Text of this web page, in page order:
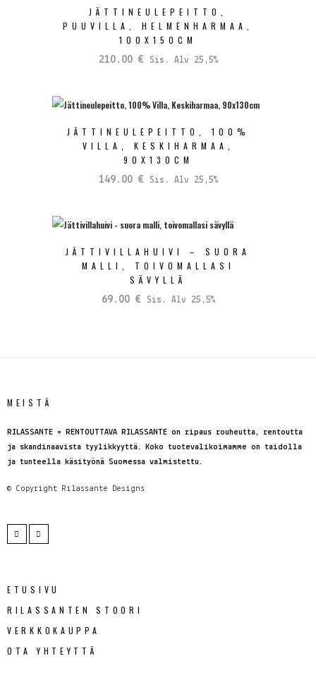
JÄTTINEULEPEITTO,
PUUVILLA, HELMENHARMAA,
100X150CM
210.00 € Sis. Alv 25,5%
JÄTTINEULEPEITTO, 100%
VILLA, KESKIHARMAA,
90X130CM
149.00 € Sis. Alv 25,5%
JÄTTIVILLAHUIVI – SUORA
MALLI, TOIVOMALLASI
SÄVYLLÄ
69.00 € Sis. Alv 25,5%
MEISTÄ
RILASSANTE = RENTOUTTAVA RILASSANTE on ripaus rouheutta, rentoutta
ja skandinaavista tyylikkyyttä. Koko tuotevalikoimamme on taidolla
ja tunteella käsityönä Suomessa valmistettu.
© Copyright Rilassante Designs
ETUSIVU
RILASSANTEN STOORI
VERKKOKAUPPA
OTA YHTEYTTÄ